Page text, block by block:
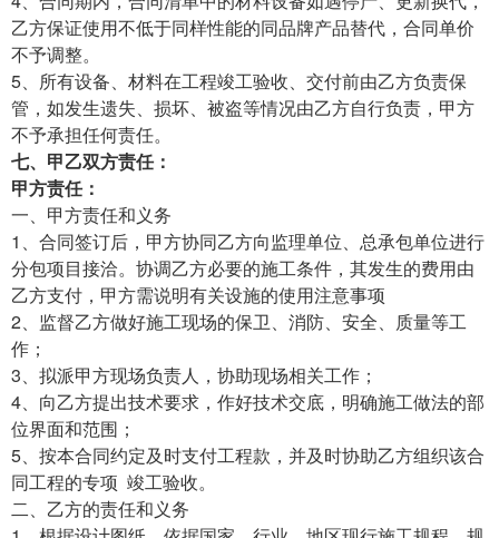
乙方保证使用不低于同样性能的同品牌产品替代，合同单价
不予调整。
5、所有设备、材料在工程竣工验收、交付前由乙方负责保
管，如发生遗失、损坏、被盗等情况由乙方自行负责，甲方
不予承担任何责任。
七、甲乙双方责任：
甲方责任：
一、甲方责任和义务
1、合同签订后，甲方协同乙方向监理单位、总承包单位进行
分包项目接洽。协调乙方必要的施工条件，其发生的费用由
乙方支付，甲方需说明有关设施的使用注意事项
2、监督乙方做好施工现场的保卫、消防、安全、质量等工
作；
3、拟派甲方现场负责人，协助现场相关工作；
4、向乙方提出技术要求，作好技术交底，明确施工做法的部
位界面和范围；
5、按本合同约定及时支付工程款，并及时协助乙方组织该合
同工程的专项 竣工验收。
二、乙方的责任和义务